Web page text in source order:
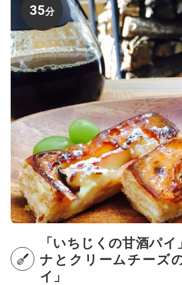
35
「いちじくの甘酒パ
ナとクリームチーズ
イ」